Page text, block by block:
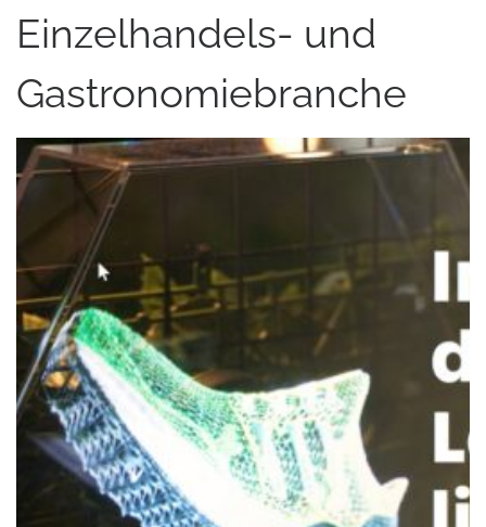
Einzelhandels- und
Gastronomiebranche